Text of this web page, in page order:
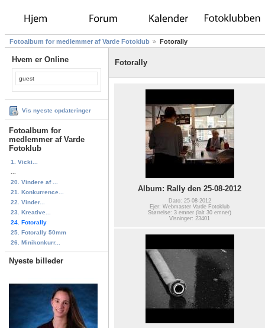
Fotoalbum for medlemmer af Varde Fotoklub Fotorally
Hvem er Online
guest
Vis nyeste opdateringer
Fotoalbum for
medlemmer af Varde
Fotoklub
1. Vicki...
20. Vindere af ...
21. Konkurrence...
22. Vinder...
23. Kreative...
24. Fotorally
25. Fotorally 50mm
26. Minikonkurr...
Nyeste billeder
Fotorally
Album: Rally den 25-08-2012
Dato: 25-08-2012
Ejer: Webmaster Varde Fotoklub
Størrelse: 3 emner (ialt 30 emner)
Visninger: 23401